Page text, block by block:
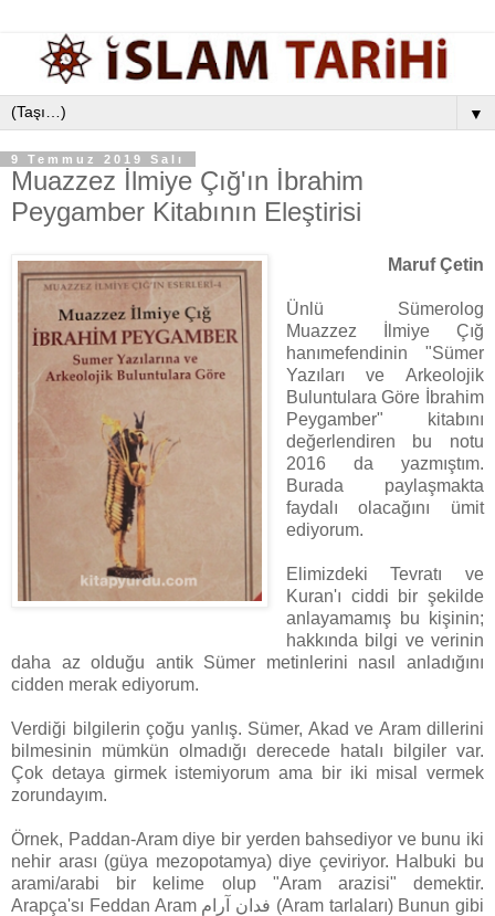
▼
9 Temmuz 2019 Salı
Muazzez İlmiye Çığ'ın İbrahim
Peygamber Kitabının Eleştirisi
Maruf Çetin
Ünlü Sümerolog
Muazzez İlmiye Çığ
hanımefendinin "Sümer
Yazıları ve Arkeolojik
Buluntulara Göre İbrahim
Peygamber" kitabını
değerlendiren bu notu
2016 da yazmıştım.
Burada paylaşmakta
faydalı olacağını ümit
ediyorum.
Elimizdeki Tevratı ve
Kuran'ı ciddi bir şekilde
anlayamamış bu kişinin;
hakkında bilgi ve verinin
daha az olduğu antik Sümer metinlerini nasıl anladığını
cidden merak ediyorum.
Verdiği bilgilerin çoğu yanlış. Sümer, Akad ve Aram dillerini
bilmesinin mümkün olmadığı derecede hatalı bilgiler var.
Çok detaya girmek istemiyorum ama bir iki misal vermek
zorundayım.
Örnek, Paddan-Aram diye bir yerden bahsediyor ve bunu iki
nehir arası (güya mezopotamya) diye çeviriyor. Halbuki bu
arami/arabi bir kelime olup "Aram arazisi" demektir.
Arapça'sı Feddan Aram فدان آرام (Aram tarlaları) Bunun gibi